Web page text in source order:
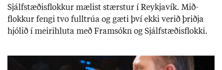
Sjálf­stæð­is­flokk­ur mæl­ist stærst­ur í Reykja­vík. Mið­
flokk­ur fengi tvo full­trúa og gæti því ekki ver­ið þriðja
hjól­ið í meiri­hluta með Fram­sókn og Sjálf­stæð­is­flokki.